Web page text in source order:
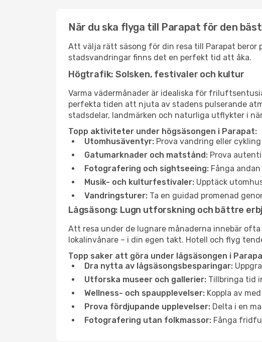
När du ska flyga till Parapat för den
Att välja rätt säsong för din resa till Parapat beror
stadsvandringar finns det en perfekt tid att åka.
Högtrafik: Solsken, festivaler och kultur
Varma vädermånader är idealiska för
perfekta tiden att njuta av stadens pulserande
stadsdelar, landmärken och naturliga utflykter i
Topp aktiviteter under högsäsongen i Parapat:
Utomhusäventyr: Prova vandring eller
Gatumarknader och matstånd: Prova
Fotografering och sightseeing: Fånga
Musik- och kulturfestivaler: Upptäck
Vandringsturer: Ta en guidad promenad
Lågsäsong: Lugn utforskning och bättre
Att resa under de lugnare månaderna innebär
lokalinvånare – i din egen takt. Hotell och flyg
Topp saker att göra under lågsäsongen i
Dra nytta av lågsäsongsbesparingar:
Utforska museer och gallerier: Tillbringa tid
Wellness- och spaupplevelser: Koppla av
Prova fördjupande upplevelser: Delta i en
Fotografering utan folkmassor: Fånga